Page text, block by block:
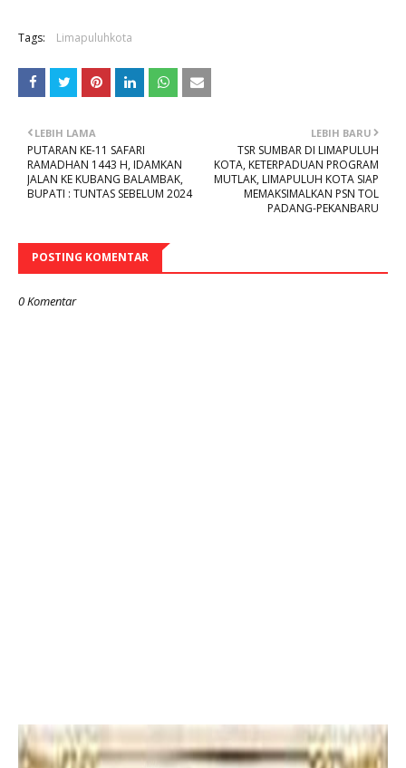
Tags: Limapuluhkota
LEBIH BARU
TSR SUMBAR DI LIMAPULUH
KOTA, KETERPADUAN PROGRAM
MUTLAK, LIMAPULUH KOTA SIAP
MEMAKSIMALKAN PSN TOL
PADANG-PEKANBARU
LEBIH LAMA
PUTARAN KE-11 SAFARI
RAMADHAN 1443 H, IDAMKAN
JALAN KE KUBANG BALAMBAK,
BUPATI : TUNTAS SEBELUM 2024
POSTING KOMENTAR
0 Komentar